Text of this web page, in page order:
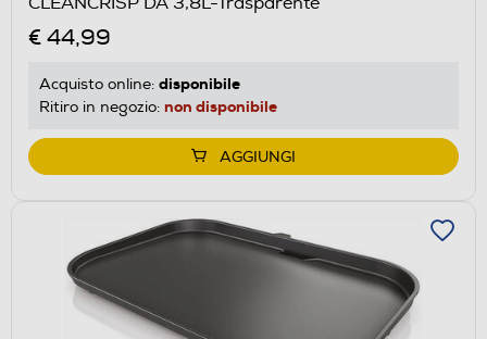
€ 44,99
Acquisto online: disponibile
Ritiro in negozio: non disponibile
AGGIUNGI